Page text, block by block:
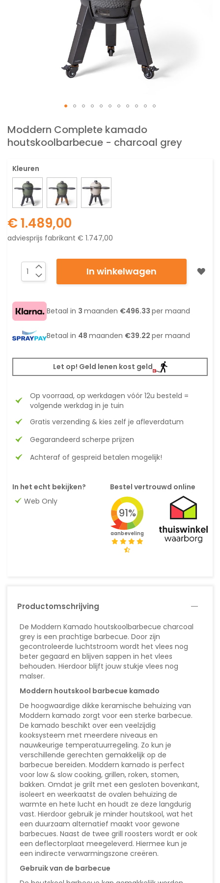
Moddern Complete kamado
houtskoolbarbecue - charcoal grey
naar
het
begin
de
afbeeldingen-
gallerij
Kleuren
€ 1.489,00
adviesprijs fabrikant € 1.747,00
In winkelwagen
Betaal in 3 maanden €496.33 per maand
Betaal in 48 maanden €39.22 per maand
Let op! Geld lenen kost geld
Op voorraad, op werkdagen vóór 12u besteld =
volgende werkdag in je tuin
Gratis verzending & kies zelf je afleverdatum
Gegarandeerd scherpe prijzen
Achteraf of gespreid betalen mogelijk!
In het echt bekijken?
Web Only
Bestel vertrouwd online
91%
aanbeveling
Productomschrijving
De Moddern Kamado houtskoolbarbecue charcoal
grey is een prachtige barbecue. Door zijn
gecontroleerde luchtstroom wordt het vlees nog
beter gegaard en blijven sappen in het vlees
behouden. Hierdoor blijft jouw stukje vlees nog
malser.
Moddern houtskool barbecue kamado
De hoogwaardige dikke keramische behuizing van
Moddern kamado zorgt voor een sterke barbecue.
De kamado beschikt over een veelzijdig
kooksysteem met meerdere niveaus en
nauwkeurige temperatuurregeling. Zo kun je
verschillende gerechten gemakkelijk op de
barbecue bereiden. Moddern kamado is perfect
voor low & slow cooking, grillen, roken, stomen,
bakken. Omdat je grilt met een gesloten bovenkant,
isoleert en weerkaatst de ovalen behuizing de
warmte en hete lucht en houdt ze deze langdurig
vast. Hierdoor gebruik je minder houtskool, wat het
een duurzaam alternatief maakt voor gewone
barbecues. Naast de twee grill roosters wordt er ook
een deflectorplaat meegeleverd. Hiermee kun je
een indirecte verwarmingszone creëren.
Gebruik van de barbecue